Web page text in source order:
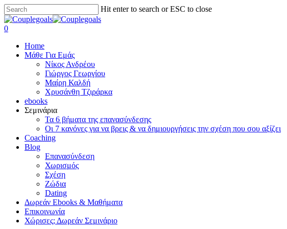
Skip
to
main
Hit enter to search or ESC to close
Close
Search
search
0
Home
Μάθε Για Εμάς
Νίκος Ανδρέου
Γιώργος Γεωργίου
Μαίρη Καλδή
Χρυσάνθη Τζιράρκα
ebooks
Σεμινάρια
Τα 6 βήματα της επανασύνδεσης
Οι 7 κανόνες για να βρεις & να δημιουργήσεις την σχέση που σου αξίζει
Coaching
Blog
Επανασύνδεση
Χωρισμός
Σχέση
Ζώδια
Dating
Δωρεάν Ebooks & Μαθήματα
Επικοινωνία
Χώρισες; Δωρεάν Σεμινάριο